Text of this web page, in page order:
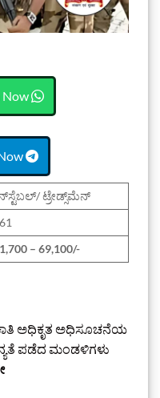
Now
ಟ್ರೇಡ್ಸ್‌ಮೆನ್
– 69,100/-
ಅಧಿಕೃತ ಅಧಿಸೂಚನೆಯ
ಪಡೆದ ಮಂಡಳಿಗಳು